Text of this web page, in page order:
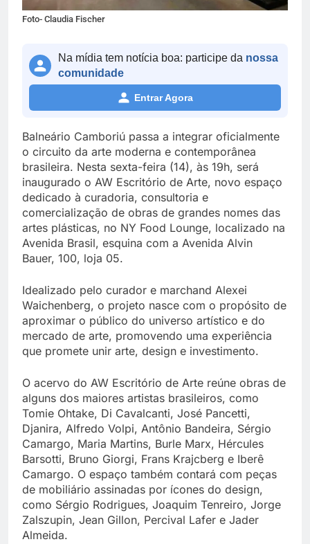
Foto- Claudia Fischer
Na mídia tem notícia boa: participe da nossa
comunidade
Entrar Agora
Balneário Camboriú passa a integrar oficialmente
o circuito da arte moderna e contemporânea
brasileira. Nesta sexta-feira (14), às 19h, será
inaugurado o AW Escritório de Arte, novo espaço
dedicado à curadoria, consultoria e
comercialização de obras de grandes nomes das
artes plásticas, no NY Food Lounge, localizado na
Avenida Brasil, esquina com a Avenida Alvin
Bauer, 100, loja 05.
Idealizado pelo curador e marchand Alexei
Waichenberg, o projeto nasce com o propósito de
aproximar o público do universo artístico e do
mercado de arte, promovendo uma experiência
que promete unir arte, design e investimento.
O acervo do AW Escritório de Arte reúne obras de
alguns dos maiores artistas brasileiros, como
Tomie Ohtake, Di Cavalcanti, José Pancetti,
Djanira, Alfredo Volpi, Antônio Bandeira, Sérgio
Camargo, Maria Martins, Burle Marx, Hércules
Barsotti, Bruno Giorgi, Frans Krajcberg e Iberê
Camargo. O espaço também contará com peças
de mobiliário assinadas por ícones do design,
como Sérgio Rodrigues, Joaquim Tenreiro, Jorge
Zalszupin, Jean Gillon, Percival Lafer e Jader
Almeida.